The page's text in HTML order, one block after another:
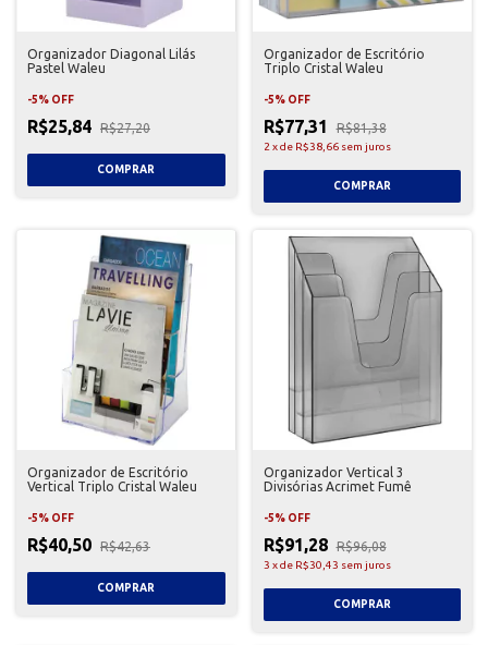
Organizador Diagonal Lilás
Pastel Waleu
-5% OFF
R$25,84 R$27,20
Organizador de Escritório
Triplo Cristal Waleu
-5% OFF
R$77,31 R$81,38
2 xde R$38,66 sem juros
Organizador de Escritório
Vertical Triplo Cristal Waleu
-5% OFF
R$40,50 R$42,63
Organizador Vertical 3
Divisórias Acrimet Fumê
-5% OFF
R$91,28 R$96,08
3 xde R$30,43 sem juros